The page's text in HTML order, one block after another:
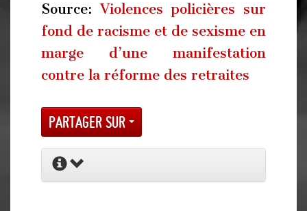
Source:Violences policières sur
fond de racisme et de sexisme en
marge d’une manifestation
contre la réforme des retraites
Partager sur